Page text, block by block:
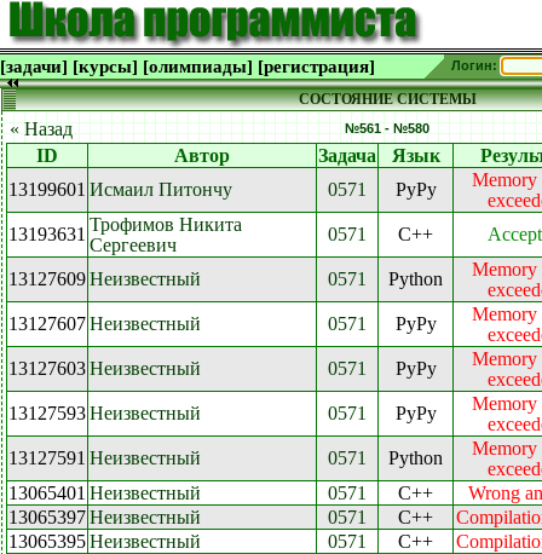
[задачи] [курсы] [олимпиады] [регистрация] Логин:
СОСТОЯНИЕ СИСТЕМЫ
« Назад №561 - №580
ID Автор Задача Язык
13199601 Исмаил Питончу 0571 PyPy
Memory
13193631 Трофимов Никита
Сергеевич
0571 C++
13127609Неизвестный 0571 Python
Memory
13127607Неизвестный 0571 PyPy
Memory
13127603Неизвестный 0571 PyPy
Memory
13127593Неизвестный 0571 PyPy
Memory
13127591 Неизвестный 0571 Python
Memory
13065401 Неизвестный 0571 C++
Wrong
13065397Неизвестный 0571 C++
13065395Неизвестный 0571 C++